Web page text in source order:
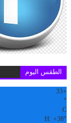
الطقس اليوم
+
33
°
C
H:+38°